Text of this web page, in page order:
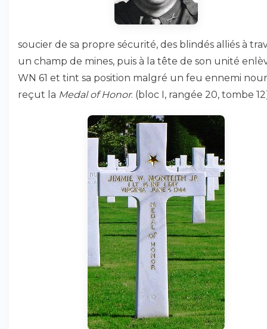
soucier de sa propre sécurité, des blindés alliés à
un champ de mines, puis à la tête de son unité
WN 61 et tint sa position malgré un feu ennemi
reçut la Medal of Honor. (bloc I, rangée 20, tombe